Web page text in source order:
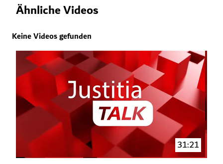
Ähnliche Videos
Keine Videos gefunden
31:21